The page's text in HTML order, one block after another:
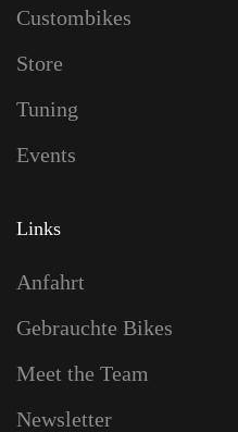
Custombikes
Store
Tuning
Events
Links
Anfahrt
Gebrauchte Bikes
Meet the Team
Newsletter